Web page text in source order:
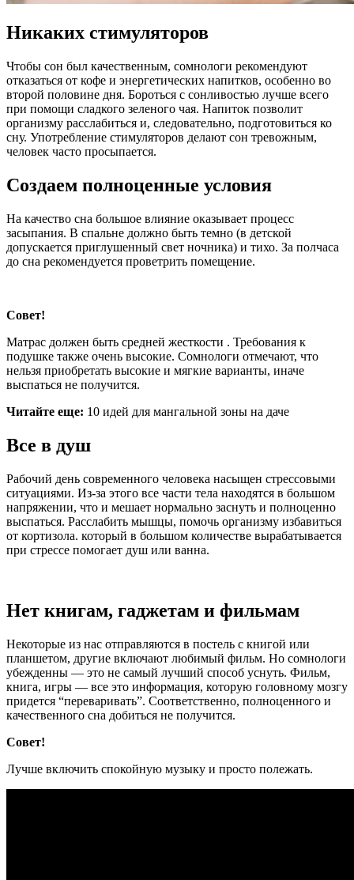
Никаких стимуляторов
Чтобы сон был качественным, сомнологи рекомендуют
отказаться от кофе и энергетических напитков, особенно во
второй половине дня. Бороться с сонливостью лучше всего
при помощи сладкого зеленого чая. Напиток позволит
организму расслабиться и, следовательно, подготовиться ко
сну. Употребление стимуляторов делают сон тревожным,
человек часто просыпается.
Создаем полноценные условия
На качество сна большое влияние оказывает процесс
засыпания. В спальне должно быть темно (в детской
допускается приглушенный свет ночника) и тихо. За полчаса
до сна рекомендуется проветрить помещение.
Совет!
Матрас должен быть средней жесткости . Требования к
подушке также очень высокие. Сомнологи отмечают, что
нельзя приобретать высокие и мягкие варианты, иначе
выспаться не получится.
Читайте еще: 10 идей для мангальной зоны на даче
Все в душ
Рабочий день современного человека насыщен стрессовыми
ситуациями. Из-за этого все части тела находятся в большом
напряжении, что и мешает нормально заснуть и полноценно
выспаться. Расслабить мышцы, помочь организму избавиться
от кортизола. который в большом количестве вырабатывается
при стрессе помогает душ или ванна.
Нет книгам, гаджетам и фильмам
Некоторые из нас отправляются в постель с книгой или
планшетом, другие включают любимый фильм. Но сомнологи
убежденны — это не самый лучший способ уснуть. Фильм,
книга, игры — все это информация, которую головному мозгу
придется “переваривать”. Соответственно, полноценного и
качественного сна добиться не получится.
Совет!
Лучше включить спокойную музыку и просто полежать.